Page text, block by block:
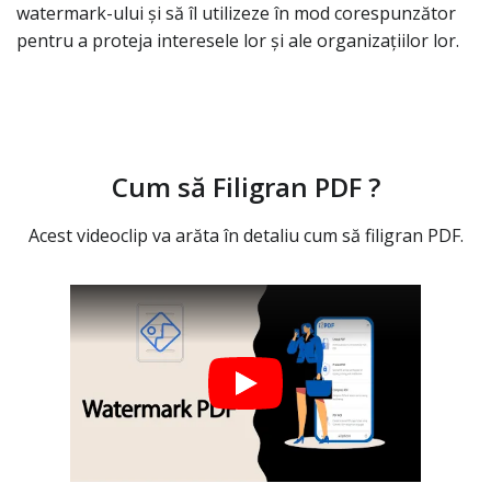
watermark-ului și să îl utilizeze în mod corespunzător
pentru a proteja interesele lor și ale organizațiilor lor.
Cum să Filigran PDF ?
Acest videoclip va arăta în detaliu cum să filigran PDF.